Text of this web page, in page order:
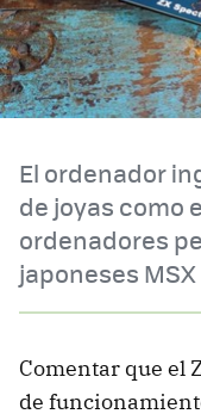
El ordenador
de joyas como
ordenadores
japoneses MSX
Comentar que el
de